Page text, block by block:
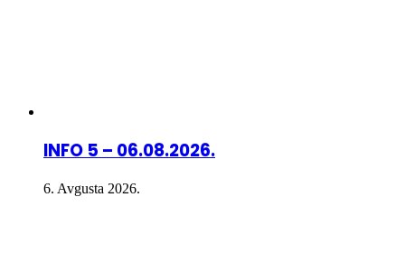
INFO 5 – 06.08.2026.
6. Avgusta 2026.